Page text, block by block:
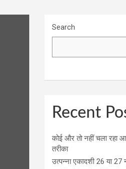
Search
Recent
कोई और तो नहीं चला रहा
तरीका
उत्पन्ना एकादशी 26 या